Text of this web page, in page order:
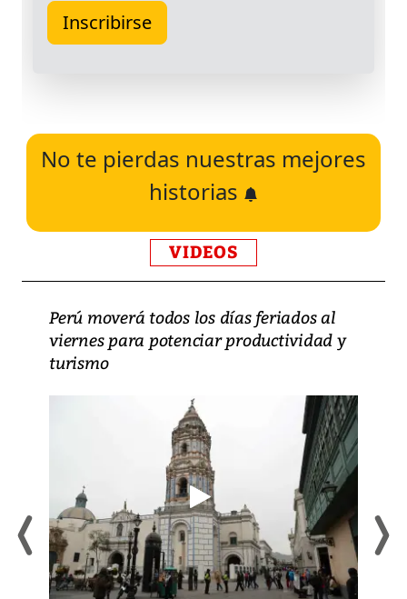
No te pierdas nuestras mejores
historias
VIDEOS
Perú moverá todos los días feriados al
viernes para potenciar productividad y
turismo